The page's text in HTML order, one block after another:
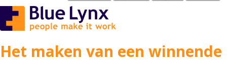
Het maken van een winnende